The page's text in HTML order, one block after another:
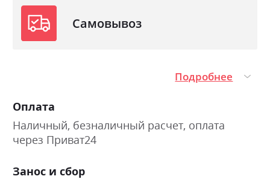
Самовывоз
Подробнее
Оплата
Наличный, безналичный расчет, оплата
через Приват24
Занос и сбор